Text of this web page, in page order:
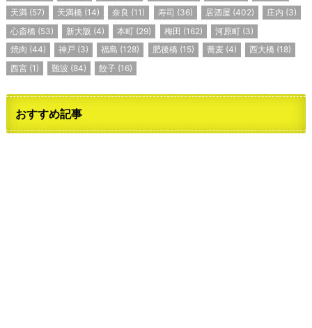
天満 (57) 天満橋 (14) 奈良 (11) 寿司 (36) 居酒屋 (402) 庄内 (3)
心斎橋 (53) 新大阪 (4) 本町 (29) 梅田 (162) 河原町 (3)
焼肉 (44) 神戸 (3) 福島 (128) 肥後橋 (15) 蕎麦(4) 西大橋 (18)
西宮(1) 難波 (84) 餃子 (16)
おすすめ記事